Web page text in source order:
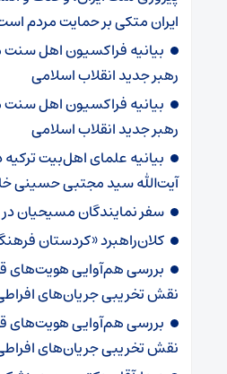
ایران متکی بر حمایت مردم
بیانیه فراکسیون اهل
رهبر جدید انقلاب اسلامی
بیانیه فراکسیون اهل
رهبر جدید انقلاب اسلامی
بیانیه علمای اهل‌بیت
آیت‌الله سید مجتبی حسینی
سفر نمایندگان مسیحیان
کلان‌راهبرد «کردستان
بررسی هم‌آوایی هویت‌‌های
نقش تخریبی جریان‌های
بررسی هم‌آوایی هویت‌‌های
نقش تخریبی جریان‌های